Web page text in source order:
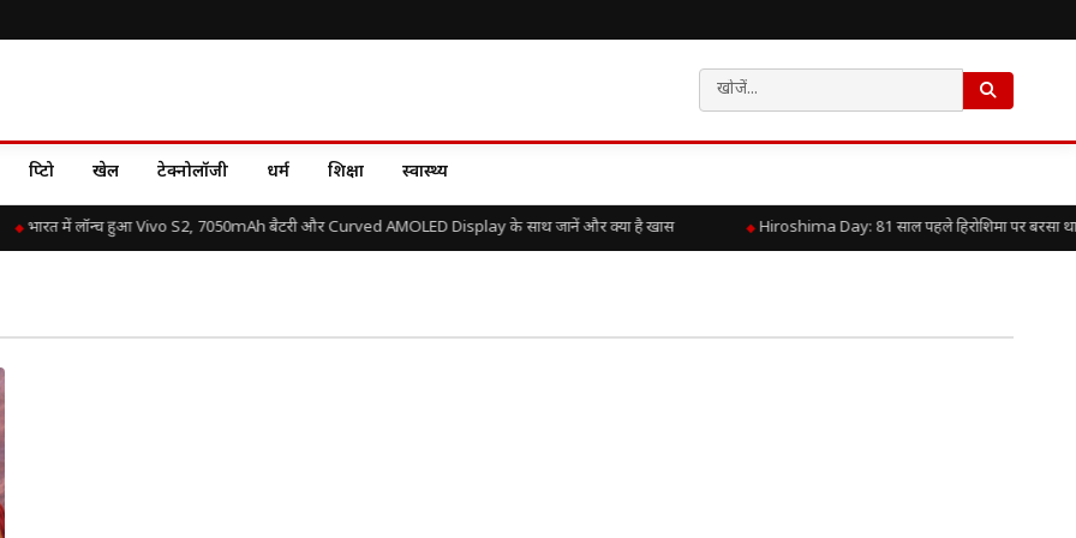
क्रिप्टो खेल टेक्नोलॉजी धर्म शिक्षा स्वास्थ्य
भारत में लॉन्च हुआ Vivo S2, 7050mAh बैटरी और Curved AMOLED Display के साथ जानें और क्या है खास Hiroshima Day: 81 साल पहले हिरोशिमा पर बरसा था